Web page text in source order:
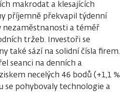
makrodat a klesajících
příjemně překvapil týdenní
nezaměstnanosti a téměř
tržeb. Investoři se
také sází na solidní čísla firem.
seanci na denních a
necelých 46 bodů (+1,1 %
se pohybovaly technologie a